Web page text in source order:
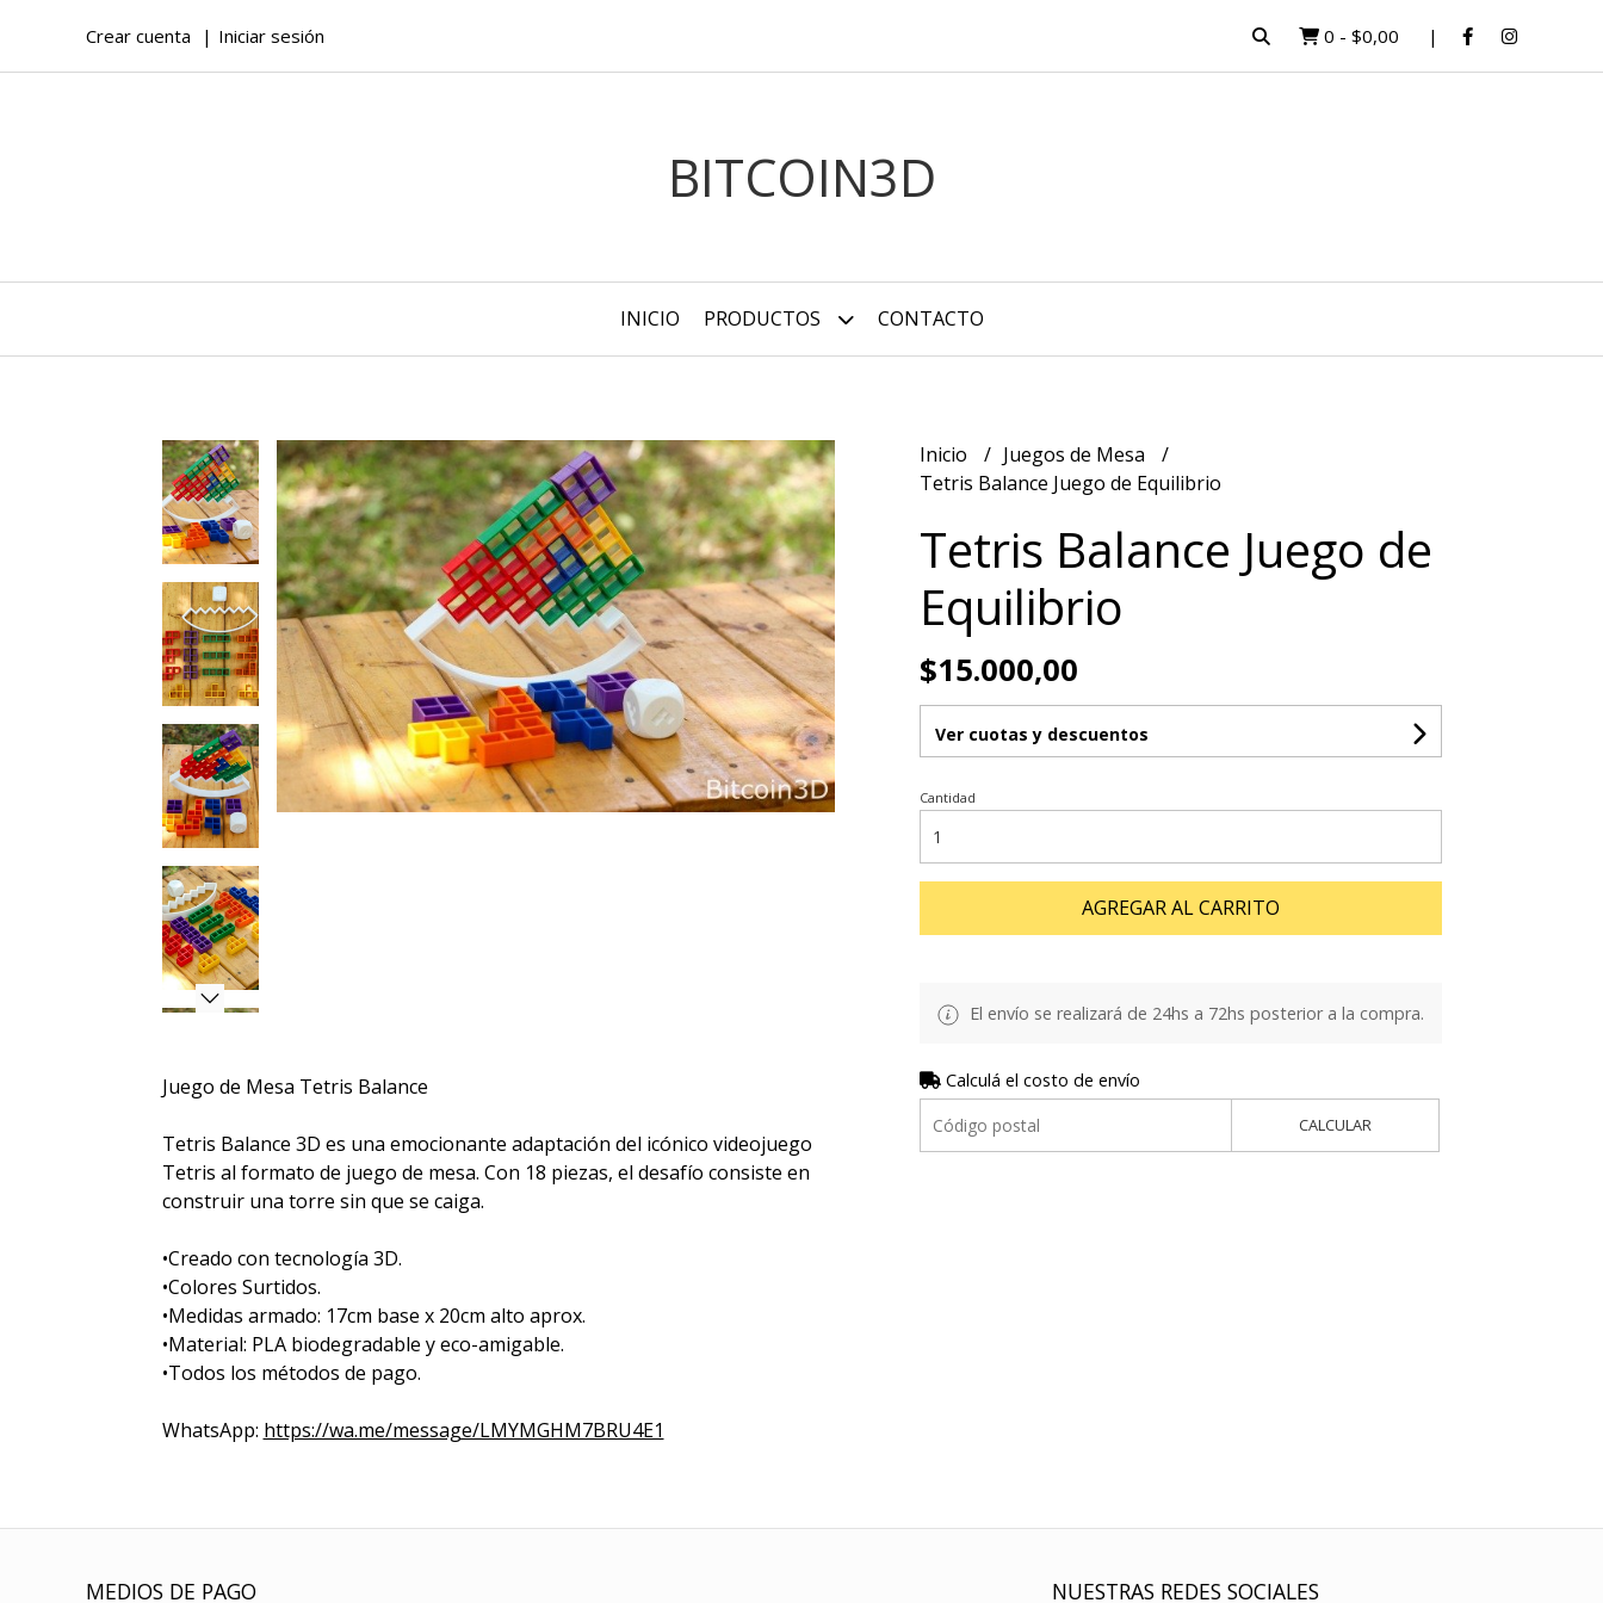
Crear cuenta Iniciar sesión 0 - $0,00
BITCOIN3D
INICIO PRODUCTOS CONTACTO
Juego de Mesa Tetris Balance
Tetris Balance 3D es una emocionante adaptación del icónico videojuego
Tetris al formato de juego de mesa. Con 18 piezas, el desafío consiste en
construir una torre sin que se caiga.
•Creado con tecnología 3D.
•Colores Surtidos.
•Medidas armado: 17cm base x 20cm alto aprox.
•Material: PLA biodegradable y eco-amigable.
•Todos los métodos de pago.
WhatsApp: https://wa.me/message/LMYMGHM7BRU4E1
Inicio
Juegos de Mesa
Tetris Balance Juego de Equilibrio
Tetris Balance Juego de
Equilibrio
$15.000,00
Ver cuotas y descuentos
Cantidad
AGREGAR AL CARRITO
El envío se realizará de 24hs a 72hs posterior a la compra.
Calculá el costo de envío
CALCULAR
MEDIOS DE PAGO NUESTRAS REDES SOCIALES